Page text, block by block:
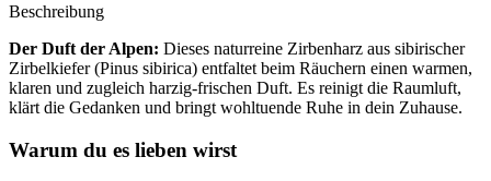
Beschreibung
Der Duft der Alpen: Dieses naturreine Zirbenharz aus sibirischer
Zirbelkiefer (Pinus sibirica) entfaltet beim Räuchern einen warmen,
klaren und zugleich harzig-frischen Duft. Es reinigt die Raumluft,
klärt die Gedanken und bringt wohltuende Ruhe in dein Zuhause.
Warum du es lieben wirst